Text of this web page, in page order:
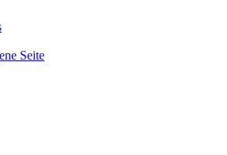
Seite